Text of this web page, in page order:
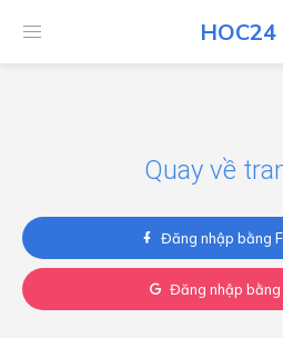
HOC24
HOC24
Quay về
Đăng nhập bằng
Đăng nhập